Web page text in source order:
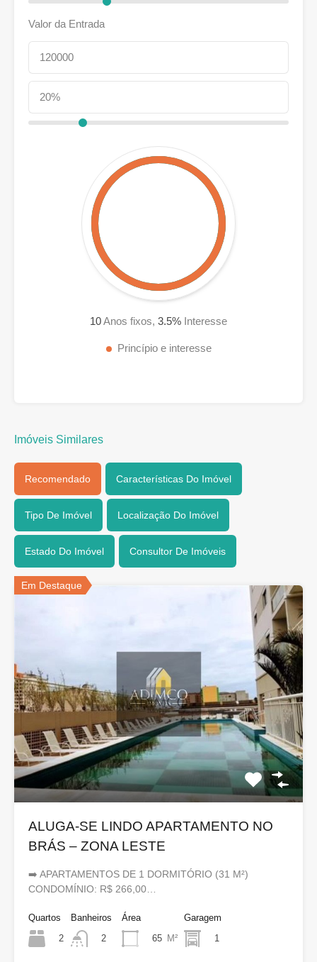
Valor da Entrada
10Anos fixos, 3.5% Interesse
Princípio e interesse
Imóveis Similares
Recomendado Características Do Imóvel
Tipo De Imóvel Localização Do Imóvel
Estado Do Imóvel Consultor De Imóveis
Em Destaque
ALUGA-SE LINDO APARTAMENTO NO
BRÁS – ZONA LESTE
➡️ APARTAMENTOS DE 1 DORMITÓRIO (31 M²)
CONDOMÍNIO: R$ 266,00…
Quartos
2
Banheiros
2
Área
65 M²
Garagem
1